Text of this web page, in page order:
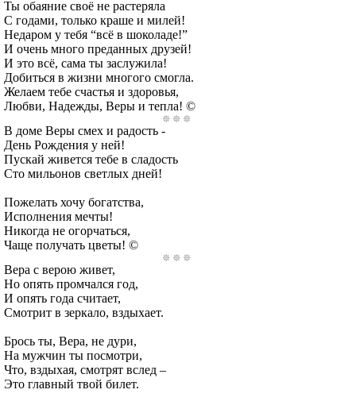
Ты обаяние своё не растеряла
С годами, только краше и милей!
Недаром у тебя “всё в шоколаде!”
И очень много преданных друзей!
И это всё, сама ты заслужила!
Добиться в жизни многого смогла.
Желаем тебе счастья и здоровья,
Любви, Надежды, Веры и тепла! ©
В доме Веры смех и радость -
День Рождения у ней!
Пускай живется тебе в сладость
Сто мильонов светлых дней!
Пожелать хочу богатства,
Исполнения мечты!
Никогда не огорчаться,
Чаще получать цветы! ©
Вера с верою живет,
Но опять промчался год,
И опять года считает,
Смотрит в зеркало, вздыхает.
Брось ты, Вера, не дури,
На мужчин ты посмотри,
Что, вздыхая, смотрят вслед –
Это главный твой билет.